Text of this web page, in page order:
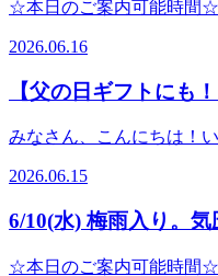
のみのご予約でも大丈夫
スの提案をさせていただ
70%くらいの方は60分コ
ています
マッサージよりも気持ち
パサージオ西新井店&lt;住
～21:00
トが貯まり、たまったポ
日間ポイント有効期限：
クでは、メインコースの
なメニューをご用意して
ィケア：全身のもみほぐ
す。●オイルフットケア
る末梢神経をアロマオイ
素を加え、筋肉の柔軟性
眼精疲労の緩和を促しま
7,000円（税込）5,000円
要
ィケア/フットケアを大切
日より4ヶ月後の月末利用
入前に、下記リンクより
https://app.reraku.jp/r/
可能店舗一覧に遷移し
くなります。お身体を元
ていきましょうね。 リラ
ります。 ●ヘッドスパ：
の緩和を促します。●ネ
ェルを使用して首元のリ
ってほぐします。●おなか
に。メインコースプラス
ずお時間のみのご予約で
☆本日のご案内可能時間
内可能時間☆11:30～14:30
13:50※30分コースの場合
お得なキャンペーン実施
間”を贈ろう♪ということ
もいいけれど、たまには
を大切な人へ「いつもあ
込めてプレゼントしませ
2026.06.16
【父の日ギフトにも
みなさん、こんにちは！
「いつもありがとう」「
えていますか？「形に残
体もリフレッシュできる
2026.06.15
6/10(水) 梅雨入り。
☆本日のご案内可能時間